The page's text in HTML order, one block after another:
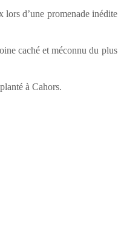
d’une promenade inédite
caché et méconnu du plus
à Cahors.